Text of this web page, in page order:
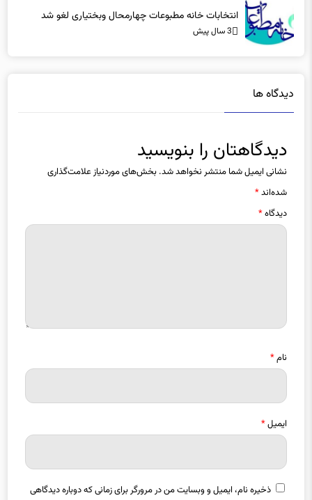
انتخابات خانه مطبوعات چهارمحال وبختیاری لغو شد
3 سال پیش
دیدگاه ها
دیدگاهتان را بنویسید
نشانی ایمیل شما منتشر نخواهد شد. بخش‌های موردنیاز علامت‌گذاری
شده‌اند*
دیدگاه*
نام*
ایمیل*
ذخیره نام، ایمیل و وبسایت من در مرورگر برای زمانی که دوباره دیدگاهی